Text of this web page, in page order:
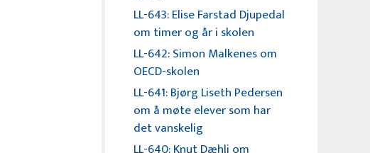
LL-643: Elise Farstad Djupedal
om timer og år i skolen
LL-642: Simon Malkenes om
OECD-skolen
LL-641: Bjørg Liseth Pedersen
om å møte elever som har
det vanskelig